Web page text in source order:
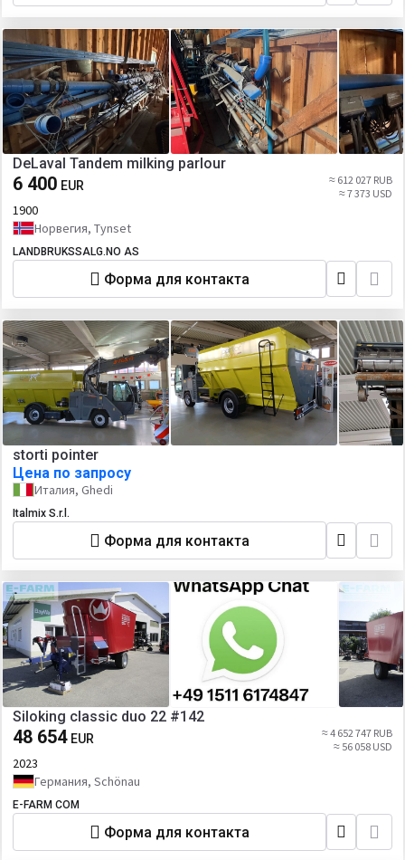
DeLaval Tandem milking parlour
6 400 EUR
≈ 612 027 RUB
≈ 7 373 USD
1900
Норвегия, Tynset
LANDBRUKSSALG.NO AS
Форма для контакта
storti pointer
Цена по запросу
Италия, Ghedi
Italmix S.r.l.
Форма для контакта
Siloking classic duo 22 #142
48 654 EUR
≈ 4 652 747 RUB
≈ 56 058 USD
2023
Германия, Schönau
E-FARM COM
Форма для контакта